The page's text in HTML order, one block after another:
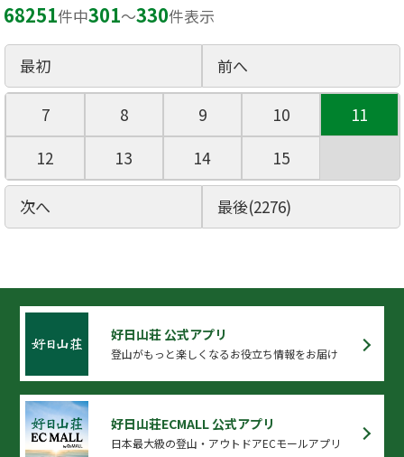
68251件中301〜330件表示
最初 前へ
7 8 9 10
11
12
13 14 15
次へ 最後(2276)
好日山荘 公式アプリ
登山がもっと楽しくなるお役立ち情報をお届け
好日山荘ECMALL 公式アプリ
日本最大級の登山・アウトドアECモールアプリ